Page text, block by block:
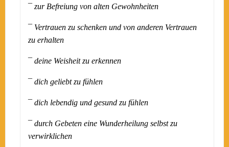
¯ zur Befreiung von alten Gewohnheiten
¯ Vertrauen zu schenken und von anderen Vertrauen
zu erhalten
¯ deine Weisheit zu erkennen
¯ dich geliebt zu fühlen
¯ dich lebendig und gesund zu fühlen
¯ durch Gebeten eine Wunderheilung selbst zu
verwirklichen